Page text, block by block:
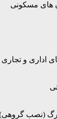
‌های مسکونی
اداری و تجاری
(نصب